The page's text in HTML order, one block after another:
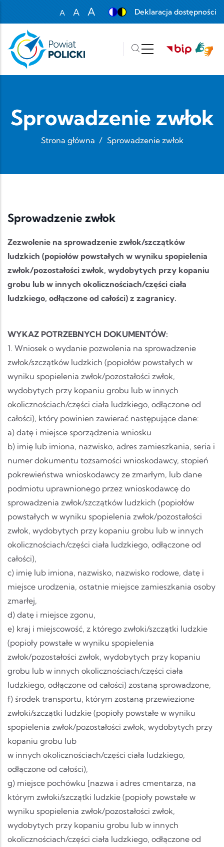
A
Set font size to 100%
A
A
Deklaracja dostępności
Sprowadzenie zwłok
Strona główna / Sprowadzenie zwłok
Sprowadzenie zwłok
Zezwolenie na sprowadzenie zwłok/szczątków
ludzkich (popiołów powstałych w wyniku spopielenia
zwłok/pozostałości zwłok, wydobytych przy kopaniu
grobu lub w innych okolicznościach/części ciała
ludzkiego, odłączone od całości) z zagranicy.
WYKAZ POTRZEBNYCH DOKUMENTÓW:
1. Wniosek o wydanie pozwolenia na sprowadzenie
zwłok/szczątków ludzkich (popiołów powstałych w
wyniku spopielenia zwłok/pozostałości zwłok,
wydobytych przy kopaniu grobu lub w innych
okolicznościach/części ciała ludzkiego, odłączone od
całości), który powinien zawierać następujące dane:
a) datę i miejsce sporządzenia wniosku
b) imię lub imiona, nazwisko, adres zamieszkania, seria i
numer dokumentu tożsamości wnioskodawcy, stopień
pokrewieństwa wnioskodawcy ze zmarłym, lub dane
podmiotu uprawnionego przez wnioskodawcę do
sprowadzenia zwłok/szczątków ludzkich (popiołów
powstałych w wyniku spopielenia zwłok/pozostałości
zwłok, wydobytych przy kopaniu grobu lub w innych
okolicznościach/części ciała ludzkiego, odłączone od
całości),
c) imię lub imiona, nazwisko, nazwisko rodowe, datę i
miejsce urodzenia, ostatnie miejsce zamieszkania osoby
zmarłej,
d) datę i miejsce zgonu,
e) kraj i miejscowość, z którego zwłoki/szczątki ludzkie
(popioły powstałe w wyniku spopielenia
zwłok/pozostałości zwłok, wydobytych przy kopaniu
grobu lub w innych okolicznościach/części ciała
ludzkiego, odłączone od całości) zostaną sprowadzone,
f) środek transportu, którym zostaną przewiezione
zwłoki/szczątki ludzkie (popioły powstałe w wyniku
spopielenia zwłok/pozostałości zwłok, wydobytych przy
kopaniu grobu lub
w innych okolicznościach/części ciała ludzkiego,
odłączone od całości),
g) miejsce pochówku [nazwa i adres cmentarza, na
którym zwłoki/szczątki ludzkie (popioły powstałe w
wyniku spopielenia zwłok/pozostałości zwłok,
wydobytych przy kopaniu grobu lub w innych
okolicznościach/części ciała ludzkiego, odłączone od